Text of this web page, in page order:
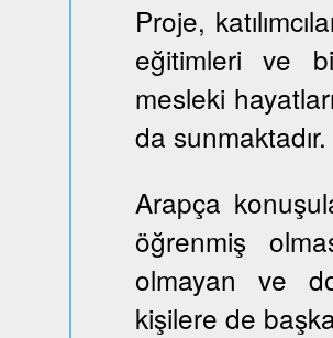
Proje,
eğitimleri ve
mesleki
da sunmaktadır.
Arapça
öğrenmiş
olmayan ve
kişilere de